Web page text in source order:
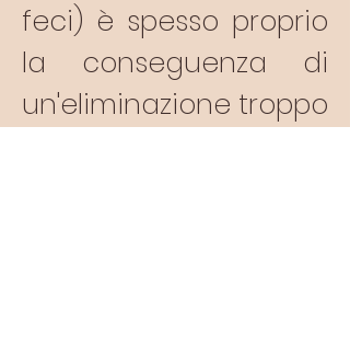
feci) è spesso proprio
la conseguenza di
un'eliminazione troppo